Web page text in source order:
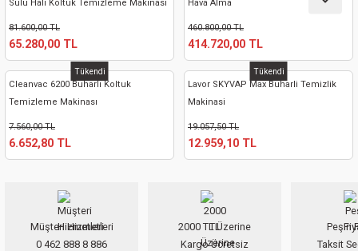
Sulu Halı Koltuk Temizleme Makinası
81.600,00 TL
65.280,00 TL
Hava Alma
460.800,00 TL
414.720,00 TL
Tükendi
Cleanvac 6200 Buharlı Koltuk
Temizleme Makinası
7.560,00 TL
6.652,80 TL
Tükendi
Lavor SKYVAP Max Buharli Temizlik
Makinasi
19.057,50 TL
12.959,10 TL
Müşteri Hizmetleri
0 462 888 8 886
2000 TL Üzerine
Kargo Ücretsiz
Peşin
Taksit